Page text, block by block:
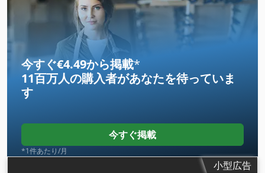
時間あたりの燃料消費量:
20 l/時, 作動圧力:1 バー, 圧力（最
, 冷却方式:空気 , 装備: CEマーキング
今すぐ€4.49から掲載*
11百万人の購入者があなたを待っていま
す
今すぐ掲載
*1件あたり/月
小型広告